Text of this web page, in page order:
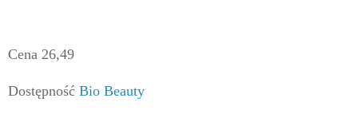
Cena 26,49
Dostępność Bio Beauty